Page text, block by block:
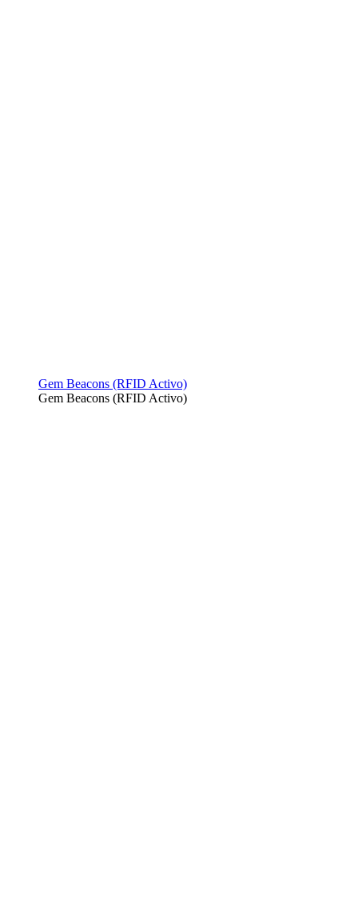
Gem Beacons (RFID Activo)
Gem Beacons (RFID Activo)